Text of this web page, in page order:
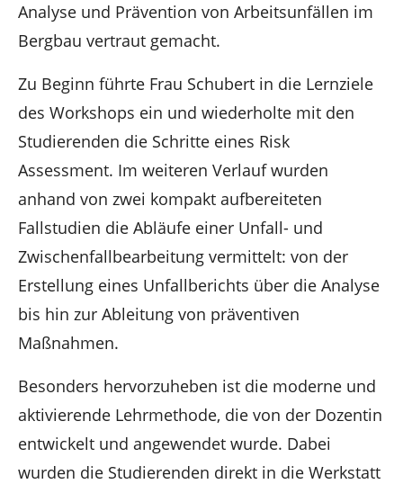
Analyse und Prävention von Arbeitsunfällen im
Bergbau vertraut gemacht.
Zu Beginn führte Frau Schubert in die Lernziele
des Workshops ein und wiederholte mit den
Studierenden die Schritte eines Risk
Assessment. Im weiteren Verlauf wurden
anhand von zwei kompakt aufbereiteten
Fallstudien die Abläufe einer Unfall- und
Zwischenfallbearbeitung vermittelt: von der
Erstellung eines Unfallberichts über die Analyse
bis hin zur Ableitung von präventiven
Maßnahmen.
Besonders hervorzuheben ist die moderne und
aktivierende Lehrmethode, die von der Dozentin
entwickelt und angewendet wurde. Dabei
wurden die Studierenden direkt in die Werkstatt